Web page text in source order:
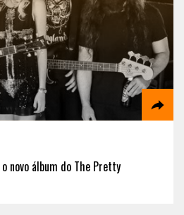
novo álbum do The Pretty